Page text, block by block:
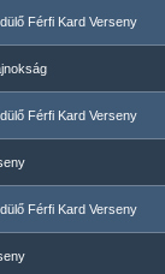
Férfi Kard Verseny
Férfi Kard Verseny
Férfi Kard Verseny